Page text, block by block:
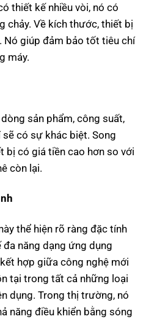
thiết kế nhiều vòi, nó có
chảy. Về kích thước, thiết bị
giúp đảm bảo tốt tiêu chí
máy.
sản phẩm, công suất,
có sự khác biệt. Song
bị có giá tiền cao hơn so với
còn lại.
thể hiện rõ ràng đặc tính
năng dạng ứng dụng
hợp giữa công nghệ mới
tại trong tất cả những loại
dụng. Trong thị trường, nó
năng điều khiển bằng sóng